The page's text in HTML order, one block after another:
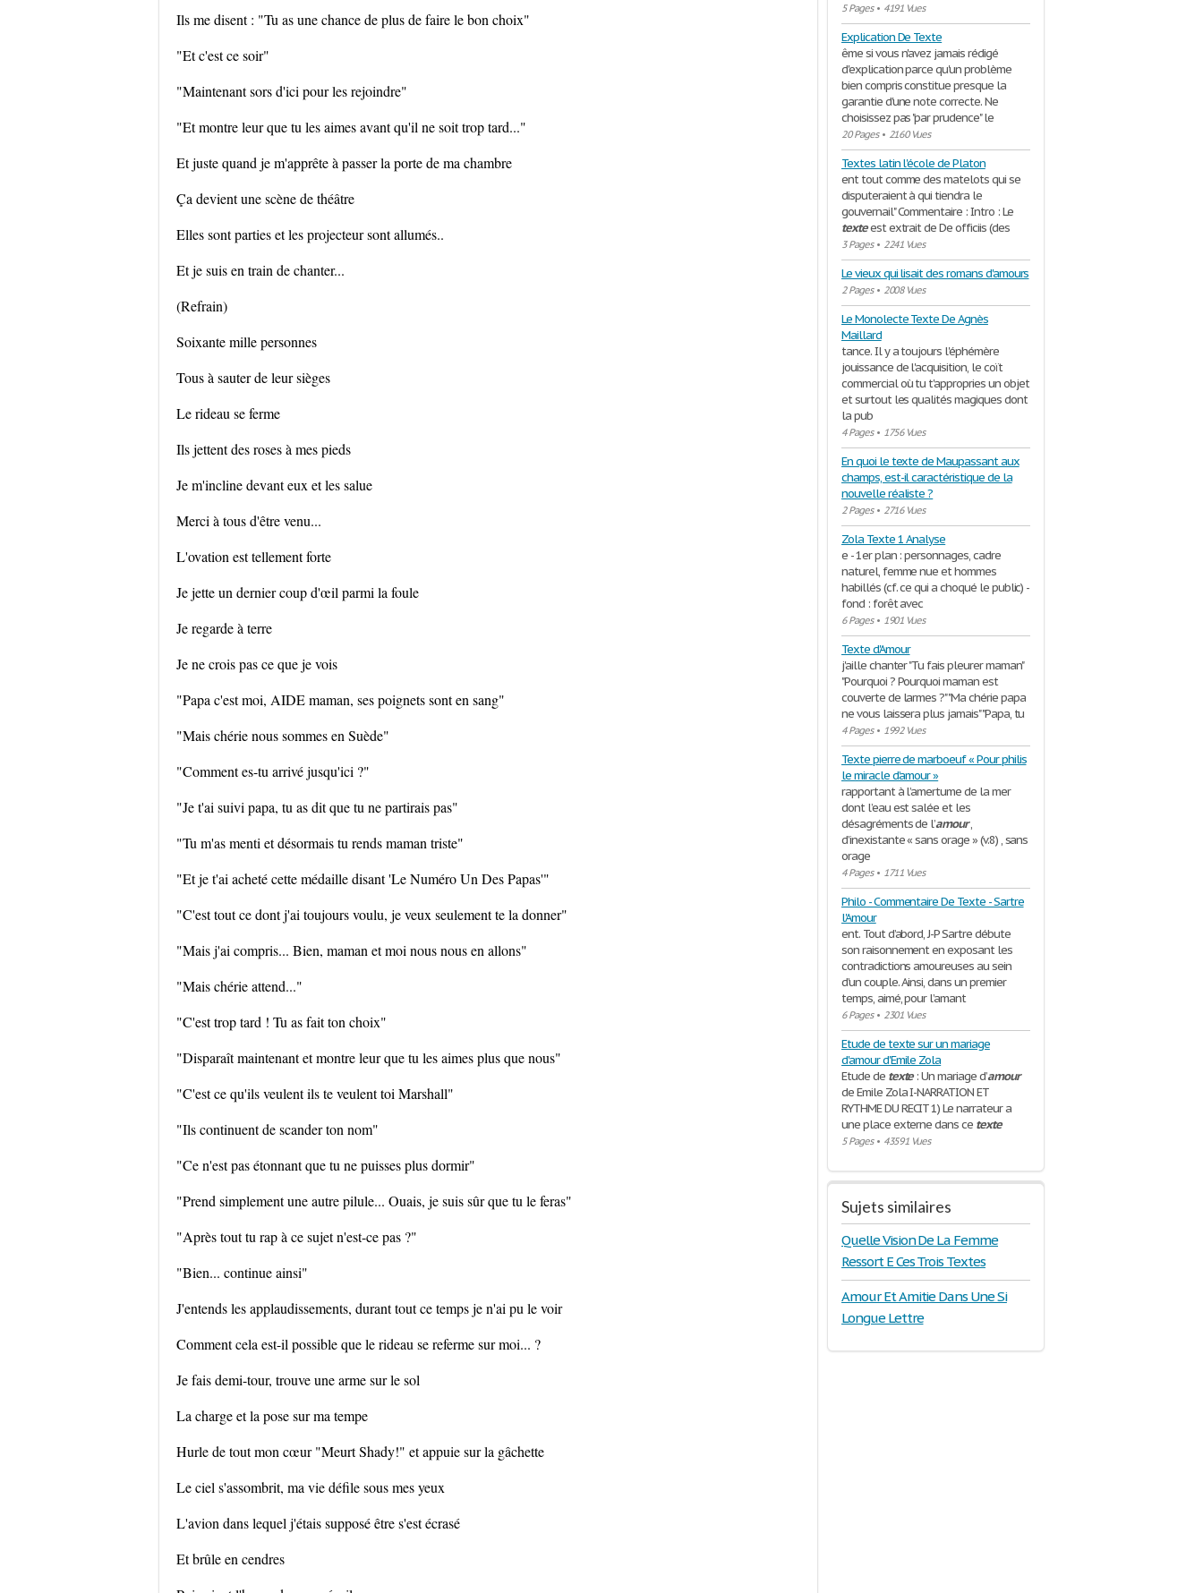
Ils me disent : "Tu as une chance de plus de faire le bon choix"
"Et c'est ce soir"
"Maintenant sors d'ici pour les rejoindre"
"Et montre leur que tu les aimes avant qu'il ne soit trop tard..."
Et juste quand je m'apprête à passer la porte de ma chambre
Ça devient une scène de théâtre
Elles sont parties et les projecteur sont allumés..
Et je suis en train de chanter...
(Refrain)
Soixante mille personnes
Tous à sauter de leur sièges
Le rideau se ferme
Ils jettent des roses à mes pieds
Je m'incline devant eux et les salue
Merci à tous d'être venu...
L'ovation est tellement forte
Je jette un dernier coup d'œil parmi la foule
Je regarde à terre
Je ne crois pas ce que je vois
"Papa c'est moi, AIDE maman, ses poignets sont en sang"
"Mais chérie nous sommes en Suède"
"Comment es-tu arrivé jusqu'ici ?"
"Je t'ai suivi papa, tu as dit que tu ne partirais pas"
"Tu m'as menti et désormais tu rends maman triste"
"Et je t'ai acheté cette médaille disant 'Le Numéro Un Des Papas'"
"C'est tout ce dont j'ai toujours voulu, je veux seulement te la donner"
"Mais j'ai compris... Bien, maman et moi nous nous en allons"
"Mais chérie attend..."
"C'est trop tard ! Tu as fait ton choix"
"Disparaît maintenant et montre leur que tu les aimes plus que nous"
"C'est ce qu'ils veulent ils te veulent toi Marshall"
"Ils continuent de scander ton nom"
"Ce n'est pas étonnant que tu ne puisses plus dormir"
"Prend simplement une autre pilule... Ouais, je suis sûr que tu le feras"
"Après tout tu rap à ce sujet n'est-ce pas ?"
"Bien... continue ainsi"
J'entends les applaudissements, durant tout ce temps je n'ai pu le voir
Comment cela est-il possible que le rideau se referme sur moi... ?
Je fais demi-tour, trouve une arme sur le sol
La charge et la pose sur ma tempe
Hurle de tout mon cœur "Meurt Shady!" et appuie sur la gâchette
Le ciel s'assombrit, ma vie défile sous mes yeux
L'avion dans lequel j'étais supposé être s'est écrasé
Et brûle en cendres
5 Pages• 4191 Vues
Explication De Texte
ême si vous n'avez jamais rédigé
d'explication parce qu'un problème
bien compris constitue presque la
garantie d'une note correcte. Ne
choisissez pas "par prudence" le
20 Pages• 2160 Vues
Textes latin l'école de Platon
ent tout comme des matelots qui se
disputeraient à qui tiendra le
gouvernail" Commentaire : Intro : Le
texteest extrait de De officiis (des
3 Pages• 2241 Vues
Le vieux qui lisait des romans d'amours
2 Pages• 2008 Vues
Le Monolecte Texte De Agnès
Maillard
tance. Il y a toujours l'éphémère
jouissance de l'acquisition, le coït
commercial où tu t'appropries un objet
et surtout les qualités magiques dont
la pub
4 Pages• 1756 Vues
En quoi le texte de Maupassant aux
champs, est-il caractéristique de la
nouvelle réaliste ?
2 Pages• 2716 Vues
Zola Texte 1 Analyse
e - 1er plan : personnages, cadre
naturel, femme nue et hommes
habillés (cf. ce qui a choqué le public) -
fond : forêt avec
6 Pages• 1901 Vues
Texte d'Amour
j'aille chanter "Tu fais pleurer maman"
"Pourquoi ? Pourquoi maman est
couverte de larmes ?" "Ma chérie papa
ne vous laissera plus jamais" "Papa, tu
4 Pages• 1992 Vues
Texte pierre de marboeuf « Pour philis
le miracle d’amour »
rapportant à l’amertume de la mer
dont l’eau est salée et les
désagréments de l’amour,
d’inexistante « sans orage » (v.8) , sans
orage
4 Pages• 1711 Vues
Philo - Commentaire De Texte - Sartre
l'Amour
ent. Tout d’abord, J-P Sartre débute
son raisonnement en exposant les
contradictions amoureuses au sein
d’un couple. Ainsi, dans un premier
temps, aimé, pour l’amant
6 Pages• 2301 Vues
Etude de texte sur un mariage
d'amour d'Emile Zola
Etude de texte: Un mariage d’amour
de Emile Zola I-NARRATION ET
RYTHME DU RECIT 1) Le narrateur a
une place externe dans ce texte
5 Pages• 43591 Vues
Sujets similaires
Quelle Vision De La Femme
Ressort E Ces Trois Textes
Amour Et Amitie Dans Une Si
Longue Lettre